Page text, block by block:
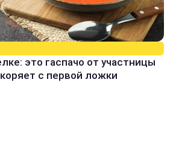
это гаспачо от участницы
с первой ложки